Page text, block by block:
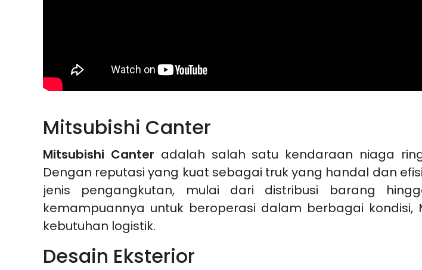
Mitsubishi Canter
Mitsubishi Canter adalah salah satu kendaraan niaga
Dengan reputasi yang kuat sebagai truk yang handal dan
jenis pengangkutan, mulai dari distribusi barang
kemampuannya untuk beroperasi dalam berbagai
kebutuhan logistik.
Desain Eksterior